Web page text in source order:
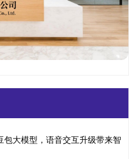
大模型，语音交互升级带来智